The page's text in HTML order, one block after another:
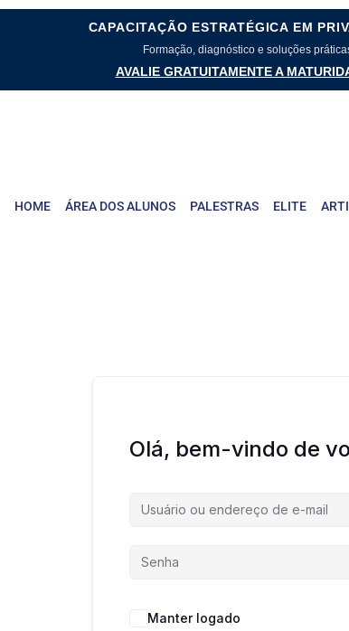
CAPACITAÇÃO ESTRATÉGICA EM
Formação, diagnóstico e soluções
AVALIE GRATUITAMENTE A
HOME ÁREA DOS ALUNOS PALESTRAS ELITE
Olá, bem-vindo de
Manter logado